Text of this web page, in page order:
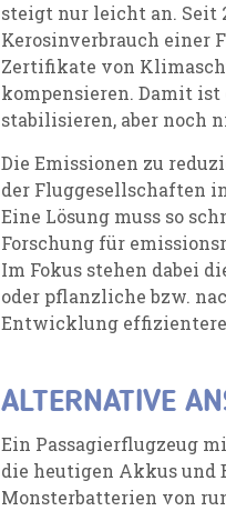
steigt nur leicht an. Seit
Kerosinverbrauch einer
Zertifikate von
kompensieren. Damit ist
stabilisieren, aber noch
Die Emissionen zu
der Fluggesellschaften
Eine Lösung muss so
Forschung für
Im Fokus stehen dabei
oder pflanzliche bzw.
Entwicklung
ALTERNATIVE
Ein Passagierflugzeug
die heutigen Akkus und
Monsterbatterien von